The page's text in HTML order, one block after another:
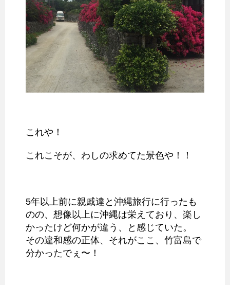
これや！
これこそが、わしの求めてた景色や！！
5年以上前に親戚達と沖縄旅行に行ったも
のの、想像以上に沖縄は栄えており、楽し
かったけど何かが違う、と感じていた。
その違和感の正体、それがここ、竹富島で
分かったでぇ〜！